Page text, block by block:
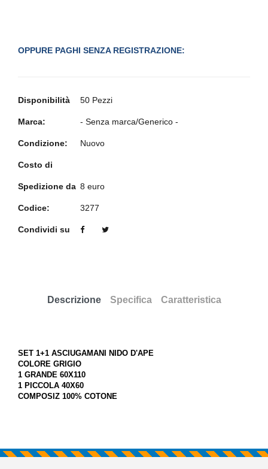
OPPURE PAGHI SENZA REGISTRAZIONE:
Disponibilità 50 Pezzi
Marca: - Senza marca/Generico -
Condizione: Nuovo
Costo di
Spedizione da 8 euro
Codice: 3277
Condividi su
Descrizione Specifica Caratteristica
SET 1+1 ASCIUGAMANI NIDO D'APE
COLORE GRIGIO
1 GRANDE 60X110
1 PICCOLA 40X60
COMPOSIZ 100% COTONE